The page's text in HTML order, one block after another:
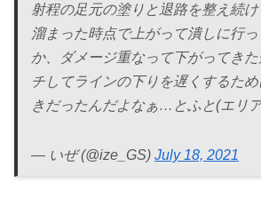
射程の足元の塗りと退路を整え続
溜まった時点で上がって潰しに行
か、ダメージ重なって下がってき
チしてラインの下りを遅くするた
きだったんだよなぁ…とふと(エリ
— いぜ (@ize_GS) July 18, 2021